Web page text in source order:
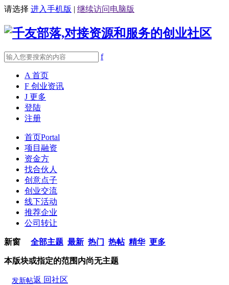
请选择 进入手机版 | 继续访问电脑版
f
A 首页
F 创业资讯
J 更多
登陆
注册
首页Portal
项目融资
资金方
找合伙人
创意点子
创业交流
线下活动
推荐企业
公司转让
新窗 全部主题 最新 热门 热帖 精华 更多
本版块或指定的范围内尚无主题
返 回社区
发新帖